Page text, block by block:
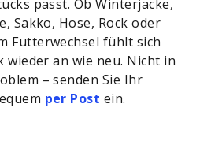
passt. Ob Winterjacke,
Sakko, Hose, Rock oder
Futterwechsel fühlt sich
wieder an wie neu. Nicht in
– senden Sie Ihr
per Post ein.